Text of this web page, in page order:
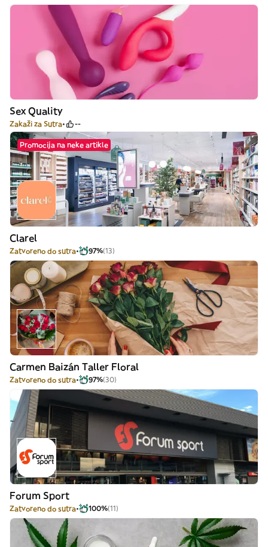
Sex Quality
Zakaži za Sutra --
Promocija na neke artikle
Clarel
Zatvoreno do sutra 97%(13)
Carmen Baizán Taller Floral
Zatvoreno do sutra 97%(30)
Forum Sport
Zatvoreno do sutra 100%(11)